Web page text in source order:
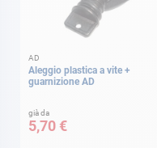
AD
Aleggio plastica a vite +
guarnizione AD
già da
5,70 €